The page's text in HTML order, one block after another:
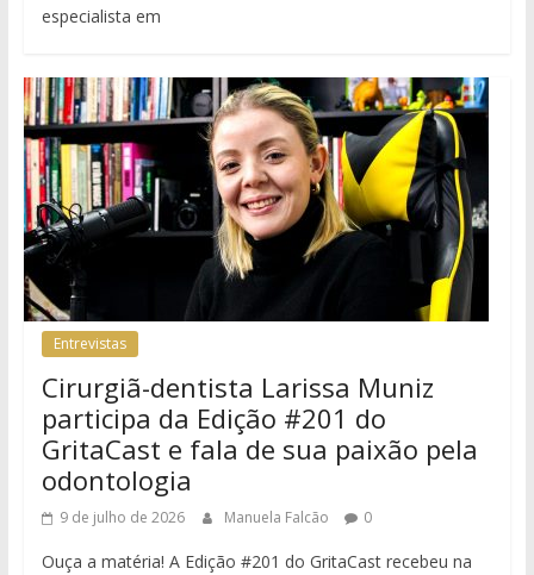
especialista em
Entrevistas
Cirurgiã-dentista Larissa Muniz
participa da Edição #201 do
GritaCast e fala de sua paixão pela
odontologia
9 de julho de 2026 Manuela Falcão 0
Ouça a matéria! A Edição #201 do GritaCast recebeu na